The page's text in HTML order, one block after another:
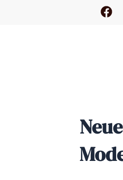
F
a